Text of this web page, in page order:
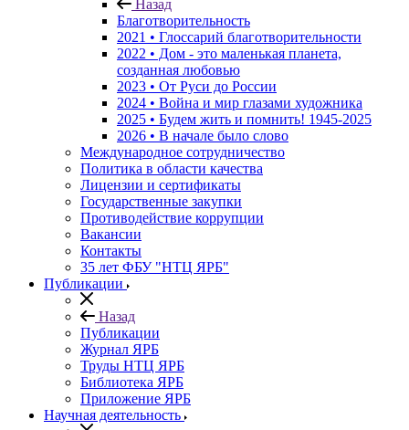
Назад
Благотворительность
2021 • Глоссарий благотворительности
2022 • Дом - это маленькая планета,
созданная любовью
2023 • От Руси до России
2024 • Война и мир глазами художника
2025 • Будем жить и помнить! 1945-2025
2026 • В начале было слово
Международное сотрудничество
Политика в области качества
Лицензии и сертификаты
Государственные закупки
Противодействие коррупции
Вакансии
Контакты
35 лет ФБУ "НТЦ ЯРБ"
Публикации
Назад
Публикации
Журнал ЯРБ
Труды НТЦ ЯРБ
Библиотека ЯРБ
Приложение ЯРБ
Научная деятельность